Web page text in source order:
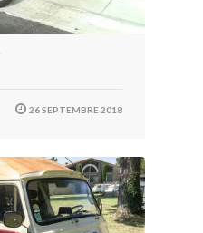
26 SEPTEMBRE 2018